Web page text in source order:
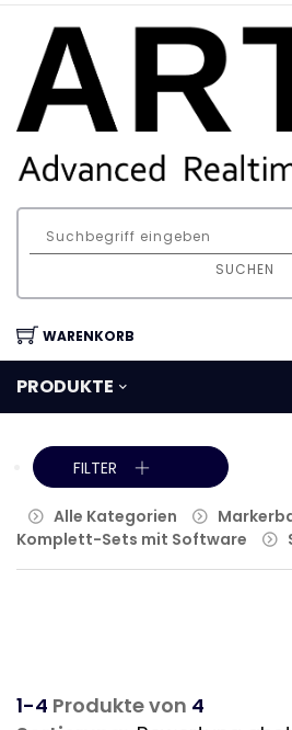
SUCHEN
WARENKORB
PRODUKTE
FILTER
Alle Kategorien
Komplett-Sets mit Software
1-4 Produkte von 4